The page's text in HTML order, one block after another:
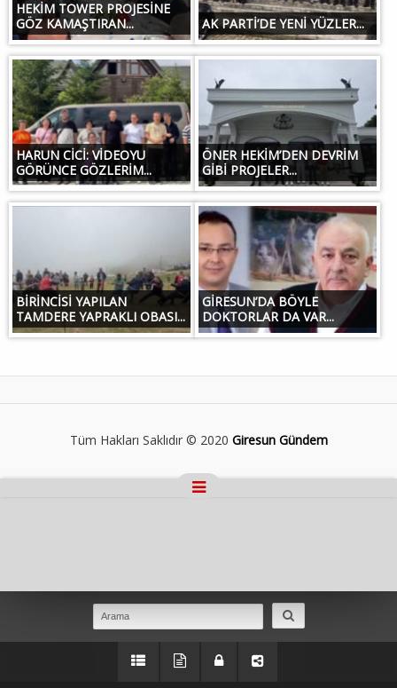
HEKİM TOWER PROJESİNE
GÖZ KAMAŞTIRAN...
AK PARTİ’DE YENİ YÜZLER...
HARUN CİCİ: VİDEOYU
GÖRÜNCE GÖZLERİM...
ÖNER HEKİM’DEN DEVRİM
GİBİ PROJELER...
BİRİNCİSİ YAPILAN
TAMDERE YAPRAKLI OBASI...
GİRESUN’DA BÖYLE
DOKTORLAR DA VAR...
Tüm Hakları Saklıdır © 2020 Giresun Gündem